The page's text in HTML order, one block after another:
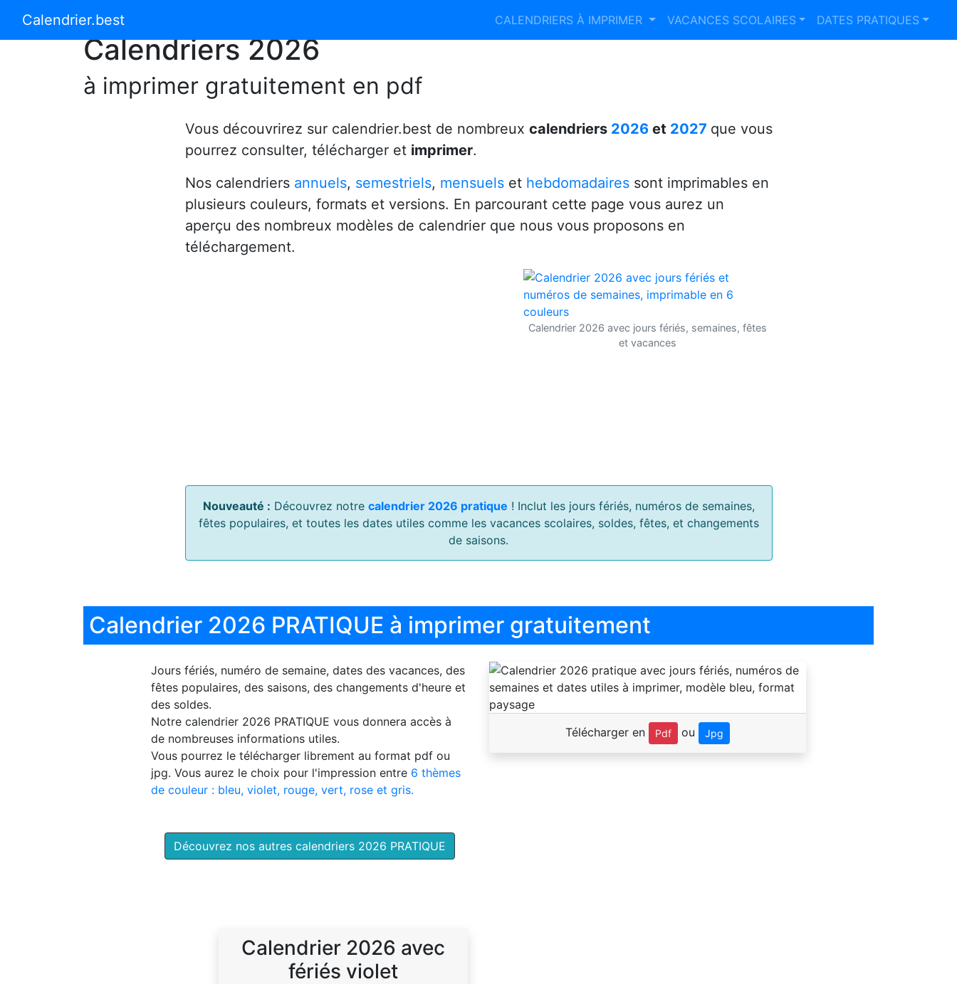
Calendrier.best CALENDRIERS À IMPRIMER VACANCES SCOLAIRES DATES PRATIQUES
Calendrier 2024 Calendrier 2027
Calendriers 2026
à imprimer gratuitement en pdf
Vous découvrirez sur calendrier.best de nombreux calendriers 2026et 2027 que vous
pourrez consulter, télécharger et imprimer.
Nos calendriers annuels, semestriels, mensuelset hebdomadairessont imprimables en
plusieurs couleurs, formats et versions. En parcourant cette page vous aurez un
aperçu des nombreux modèles de calendrier que nous vous proposons en
téléchargement.
Calendrier 2026 avec jours fériés, semaines, fêtes
et vacances
Nouveauté : Découvrez notre calendrier 2026 pratique ! Inclut les jours fériés, numéros de semaines,
fêtes populaires, et toutes les dates utiles comme les vacances scolaires, soldes, fêtes, et changements
de saisons.
Calendrier 2026 PRATIQUE à imprimer gratuitement
Jours fériés, numéro de semaine, dates des vacances, des
fêtes populaires, des saisons, des changements d'heure et
des soldes.
Notre calendrier 2026 PRATIQUE vous donnera accès à
de nombreuses informations utiles.
Vous pourrez le télécharger librement au format pdf ou
jpg. Vous aurez le choix pour l'impression entre 6 thèmes
de couleur : bleu, violet, rouge, vert, rose et gris.
Découvrez nos autres calendriers 2026 PRATIQUE
Télécharger en Pdf ou Jpg
Calendrier 2026 avec
fériés violet